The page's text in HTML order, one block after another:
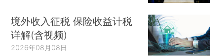
境外收入征税 保险收益计税
详解(含视频)
2026年08月08日